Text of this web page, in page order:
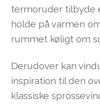
termoruder tilbyde
holde på varmen
rummet køligt om
Derudover kan
inspiration til den
klassiske